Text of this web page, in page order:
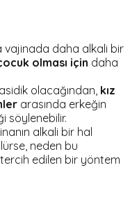
vajinada daha alkali bir
olması için daha
olacağından, kız
arasında erkeğin
söylenebilir.
alkali bir hal
neden bu
edilen bir yöntem